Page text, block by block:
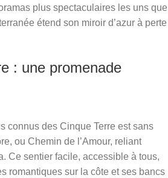
plus spectaculaires les uns que
étend son miroir d’azur à perte
: une promenade
connus des Cinque Terre est sans
ou Chemin de l’Amour, reliant
Ce sentier facile, accessible à tous,
romantiques sur la côte et ses bancs